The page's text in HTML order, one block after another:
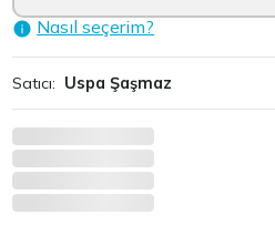
Nasıl seçerim?
Satıcı: Uspa Şaşmaz